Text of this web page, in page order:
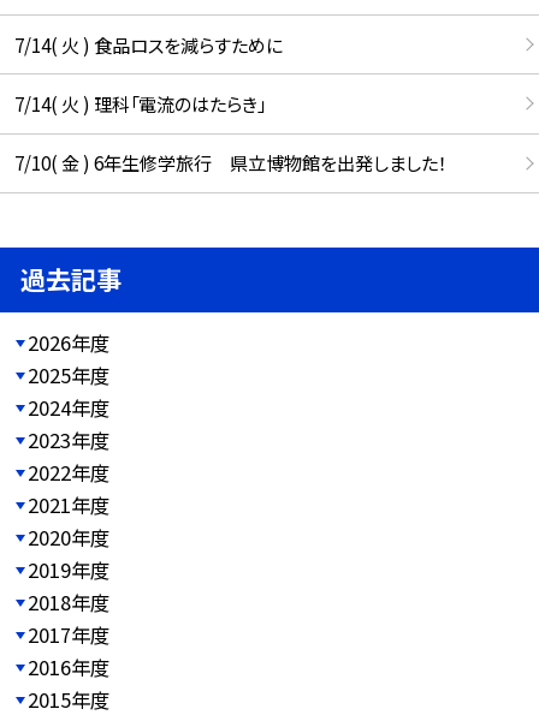
7/14( 火 ) 食品ロスを減らすために
7/14( 火 ) 理科「電流のはたらき」
7/10( 金 ) 6年生修学旅行 県立博物館を出発しました！
過去記事
2026年度
2025年度
2024年度
2023年度
2022年度
2021年度
2020年度
2019年度
2018年度
2017年度
2016年度
2015年度